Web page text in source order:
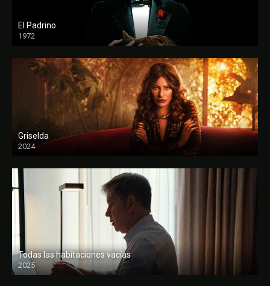
El Padrino
1972
FULL HD
Griselda
2024
Todas las habitaciones vacías
2025
FULL HD